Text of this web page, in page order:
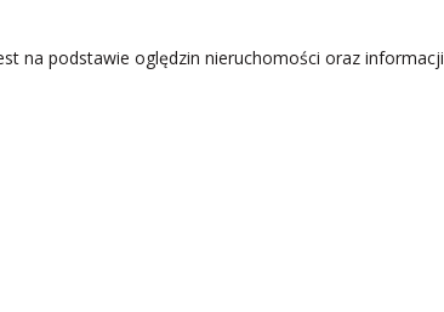
na podstawie oględzin nieruchomości oraz informacji